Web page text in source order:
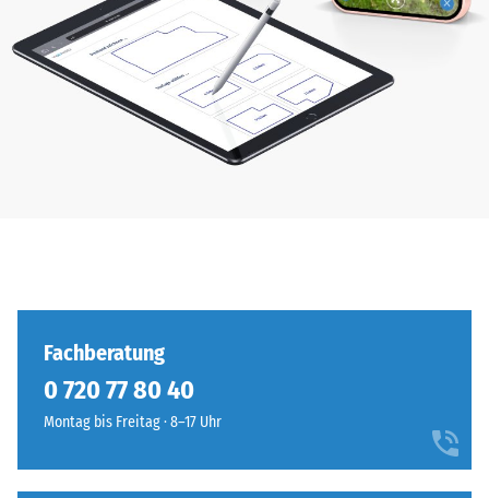
Fachberatung
0 720 77 80 40
Montag bis Freitag · 8–17 Uhr